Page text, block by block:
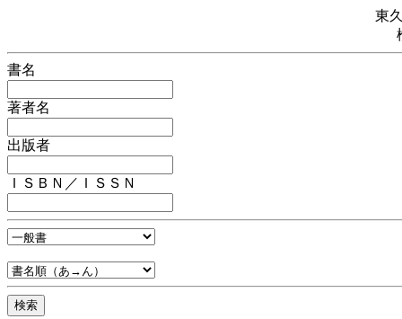
東
書名
著者名
出版者
ＩＳＢＮ／ＩＳＳＮ